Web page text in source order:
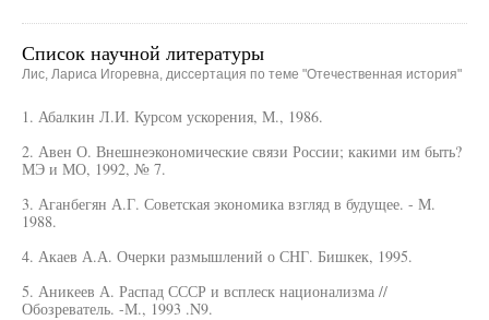
Список научной литературы
Лис, Лариса Игоревна, диссертация по теме "Отечественная история"
1. Абалкин Л.И. Курсом ускорения, М., 1986.
2. Авен О. Внешнеэкономические связи России; какими им быть?
МЭ и МО, 1992, № 7.
3. Аганбегян А.Г. Советская экономика взгляд в будущее. - М.
1988.
4. Акаев А.А. Очерки размышлений о СНГ. Бишкек, 1995.
5. Аникеев А. Распад СССР и всплеск национализма //
Обозреватель. -М., 1993 .N9.